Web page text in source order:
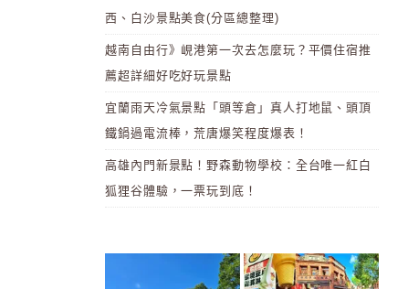
西、白沙景點美食(分區總整理)
越南自由行》峴港第一次去怎麼玩？平價住宿推
薦超詳細好吃好玩景點
宜蘭雨天冷氣景點「頭等倉」真人打地鼠、頭頂
鐵鍋過電流棒，荒唐爆笑程度爆表！
高雄內門新景點！野森動物學校：全台唯一紅白
狐狸谷體驗，一票玩到底！